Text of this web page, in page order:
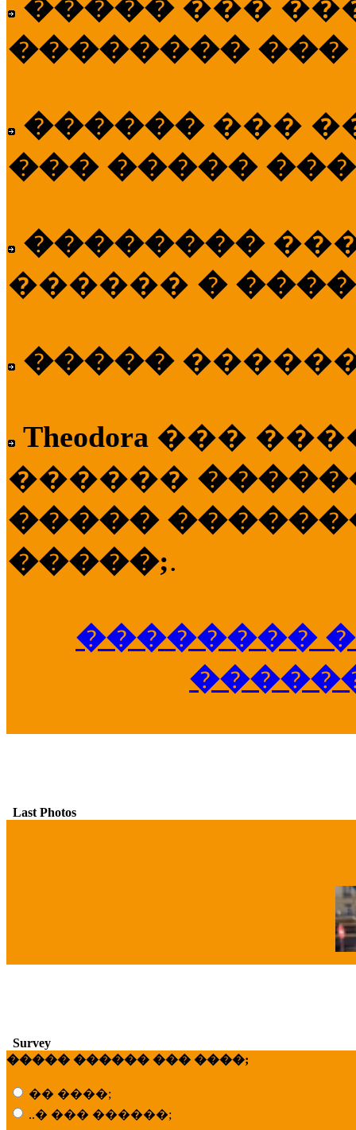
����� ���
�������� ���
������ ���
��� �����
��������
������ �
�����
Theodora ���
������
�����
�����;.
��������
Last Photos
Survey
����� ������ ��� ����;
�� ����;
..� ��� ������;